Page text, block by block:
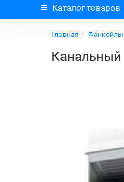
Каталог товаров
Главная Фанкойлы
Канальный